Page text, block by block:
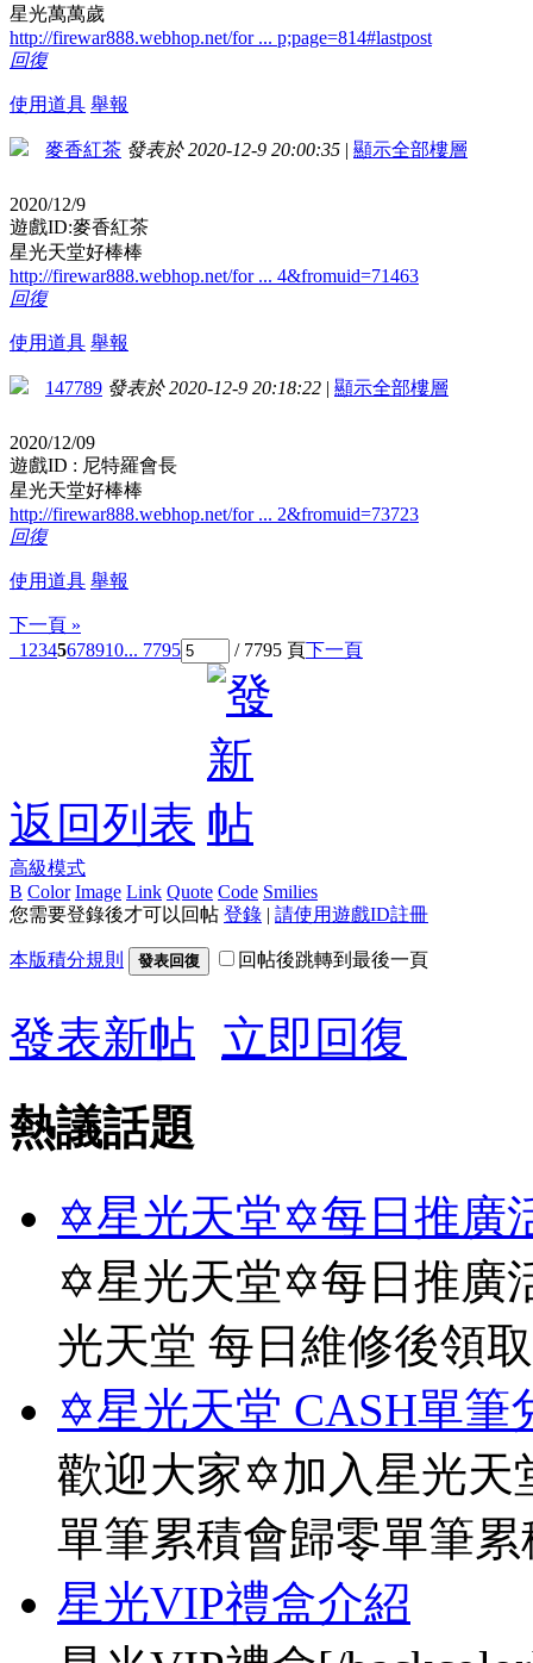
星光萬萬歲
http://firewar888.webhop.net/for ... p;page=814#lastpost
回復
使用道具 舉報
麥香紅茶 發表於 2020-12-9 20:00:35 | 顯示全部樓層
2020/12/9
遊戲ID:麥香紅茶
星光天堂好棒棒
http://firewar888.webhop.net/for ... 4&fromuid=71463
回復
使用道具 舉報
147789 發表於 2020-12-9 20:18:22 | 顯示全部樓層
2020/12/09
遊戲ID : 尼特羅會長
星光天堂好棒棒
http://firewar888.webhop.net/for ... 2&fromuid=73723
回復
使用道具 舉報
下一頁 »
1 2345678910... 7795 / 7795 頁下一頁
返回列表
高級模式
B Color Image Link Quote Code Smilies
您需要登錄後才可以回帖 登錄 | 請使用遊戲ID註冊
本版積分規則 發表回復 回帖後跳轉到最後一頁
發表新帖 立即回復
熱議話題
✡星光天堂✡每日推廣
✡星光天堂✡每日推廣
光天堂 每日維修後領
✡星光天堂 CASH單筆
歡迎大家✡加入星光天
單筆累積會歸零單筆
星光VIP禮盒介紹